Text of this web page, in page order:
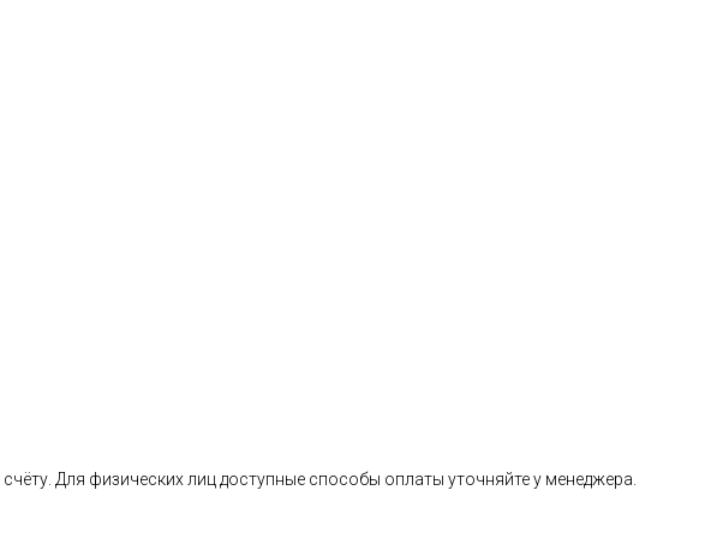
Для физических лиц доступные способы оплаты уточняйте у менеджера.